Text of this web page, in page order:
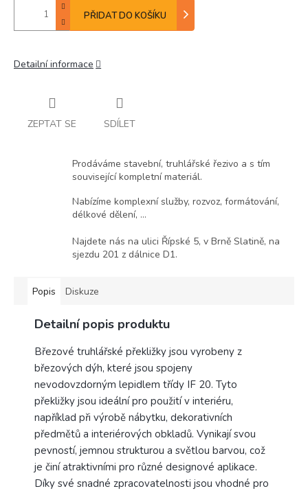
PŘIDAT DO KOŠÍKU
Detailní informace
ZEPTAT SE SDÍLET
Prodáváme stavební, truhlářské řezivo a s tím
související kompletní materiál.
Nabízíme komplexní služby, rozvoz, formátování,
délkové dělení, ...
Najdete nás na ulici Řípské 5, v Brně Slatině, na
sjezdu 201 z dálnice D1.
Popis Diskuze
Detailní popis produktu
Březové truhlářské překližky jsou vyrobeny z
březových dýh, které jsou spojeny
nevodovzdorným lepidlem třídy IF 20. Tyto
překližky jsou ideální pro použití v interiéru,
například při výrobě nábytku, dekorativních
předmětů a interiérových obkladů. Vynikají svou
pevností, jemnou strukturou a světlou barvou, což
je činí atraktivními pro různé designové aplikace.
Díky své snadné zpracovatelnosti jsou vhodné pro